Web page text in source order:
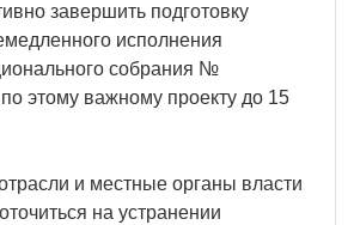
завершить подготовку
исполнения
собрания №
этому важному проекту до 15
и местные органы власти
на устранении